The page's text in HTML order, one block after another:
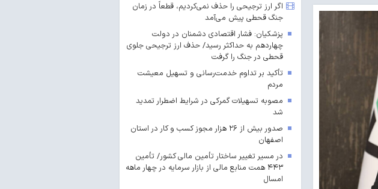
اگر ارز ترجیحی را حذف نمی‌کردیم، قطعاً در زمان
جنگ قحطی پیش می‌آمد
پزشکیان: فشار اقتصادی دشمنان در دولت
چهاردهم به حداکثر رسید/ حذف ارز ترجیحی جلوی
قحطی در جنگ را گرفت
تأکید بر تداوم خدمت‌رسانی و تسهیل معیشت
مردم
مصوبه تسهیلات گمرکی در شرایط اضطرار تمدید
شد
صدور بیش از ۲۶ هزار مجوز کسب‌ و کار در استان
اصفهان
در مسیر تغییر ساختار تأمین مالی کشور/ تأمین
۴۴۳ همت منابع مالی از بازار سرمایه در چهار ماهه
امسال